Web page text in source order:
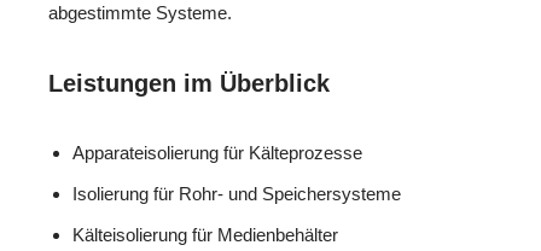
abgestimmte Systeme.
Leistungen im Überblick
Apparateisolierung für Kälteprozesse
Isolierung für Rohr- und Speichersysteme
Kälteisolierung für Medienbehälter